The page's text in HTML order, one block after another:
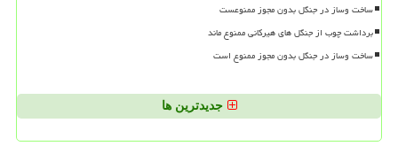
ساخت وساز در جنگل بدون مجوز ممنوعست
برداشت چوب از جنگل های هیرکانی ممنوع ماند
ساخت وساز در جنگل بدون مجوز ممنوع است
جدیدترین ها